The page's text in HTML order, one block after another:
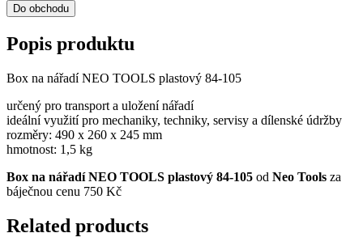
Do obchodu
Popis produktu
Box na nářadí NEO TOOLS plastový 84-105
určený pro transport a uložení nářadí
ideální využití pro mechaniky, techniky, servisy a dílenské údržby
rozměry: 490 x 260 x 245 mm
hmotnost: 1,5 kg
Box na nářadí NEO TOOLS plastový 84-105 od Neo Tools za
báječnou cenu 750 Kč
Related products